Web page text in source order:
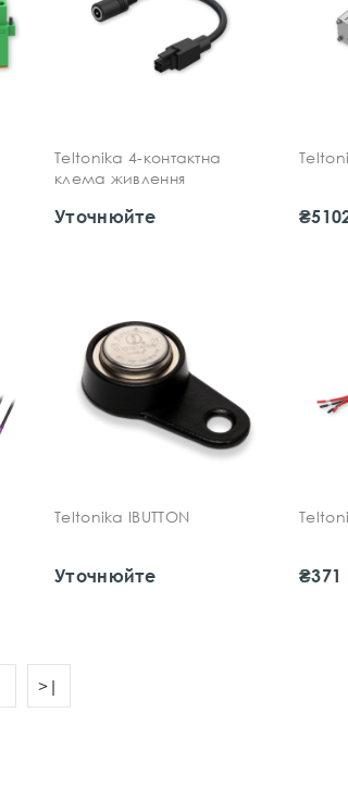
Teltonika 4-контактна
клема живлення
Уточнюйте
Teltonika IBUTTON
Уточнюйте ₴371
>|